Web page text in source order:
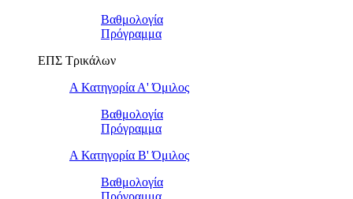
Βαθμολογία
Πρόγραμμα
ΕΠΣ Τρικάλων
Α Κατηγορία Α' Όμιλος
Βαθμολογία
Πρόγραμμα
Α Κατηγορία Β' Όμιλος
Βαθμολογία
Πρόγραμμα